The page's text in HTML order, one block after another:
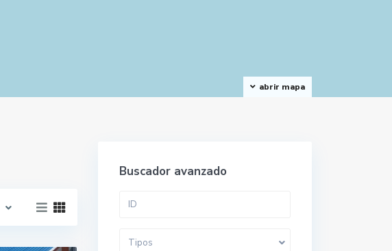
abrir mapa
Buscador avanzado
Tipos